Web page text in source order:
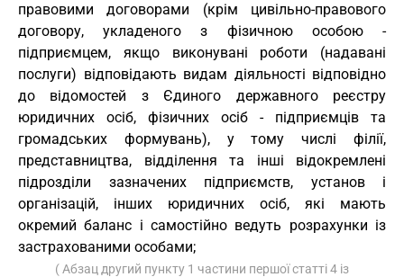
правовими договорами (крім цивільно-правового
договору, укладеного з фізичною особою -
підприємцем, якщо виконувані роботи (надавані
послуги) відповідають видам діяльності відповідно
до відомостей з Єдиного державного реєстру
юридичних осіб, фізичних осіб - підприємців та
громадських формувань), у тому числі філії,
представництва, відділення та інші відокремлені
підрозділи зазначених підприємств, установ і
організацій, інших юридичних осіб, які мають
окремий баланс і самостійно ведуть розрахунки із
застрахованими особами;
( Абзац другий пункту 1 частини першої статті 4 із